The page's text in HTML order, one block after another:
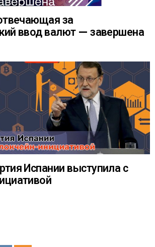
за
ввод валют — завершена
Испании выступила с